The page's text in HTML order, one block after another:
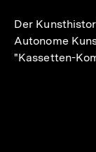
Der
Autonome
"Kassetten-